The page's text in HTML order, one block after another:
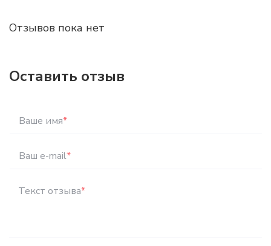
Отзывов пока нет
Оставить отзыв
Ваше имя*
Ваш e-mail*
Текст отзыва*